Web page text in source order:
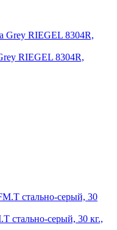
RIEGEL 8304R,
стально-серый, 30 кг.,